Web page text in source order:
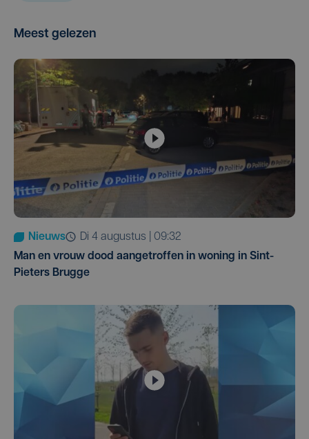
Meest gelezen
Nieuws
di 4 augustus | 09:32
Man en vrouw dood aangetroffen in woning in Sint-
Pieters Brugge